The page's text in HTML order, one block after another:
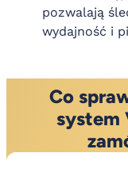
pozwalają
wydajność i
Co
system